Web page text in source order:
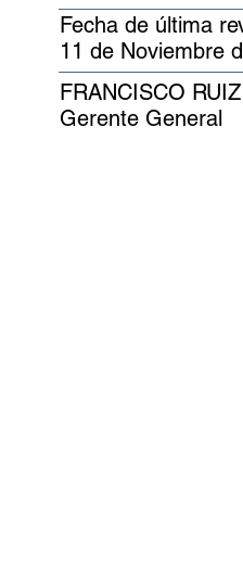
FRANCISCO RUIZ
Gerente General
Fecha de última
11 de Noviembre